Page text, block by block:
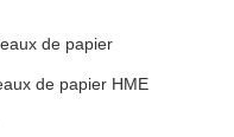
de papier
de papier HME